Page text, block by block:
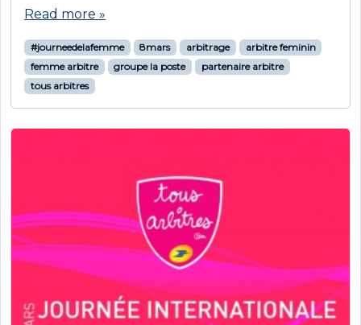
Read more »
#journeedelafemme 8mars arbitrage
arbitre feminin
femme arbitre
groupe la poste
partenaire arbitre
tous arbitres